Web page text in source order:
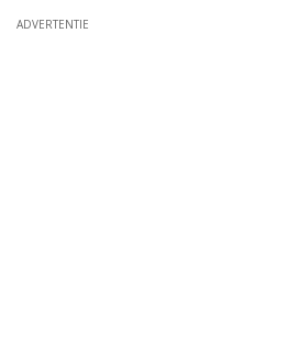
ADVERTENTIE